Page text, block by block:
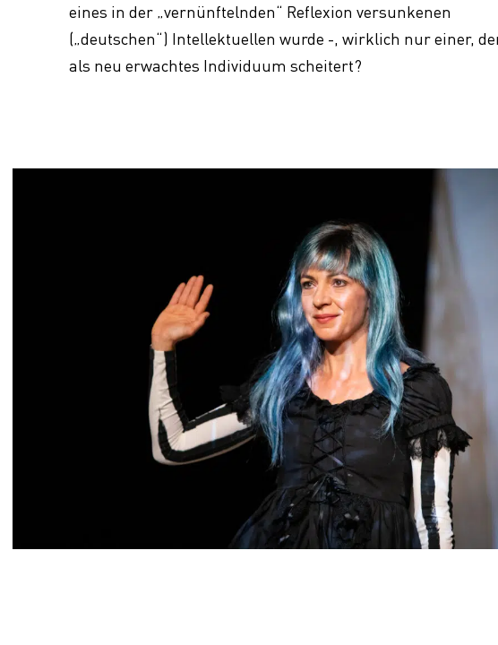
eines in der „vernünftelnden“ Reflexion versunkenen
(„deutschen“) Intellektuellen wurde -, wirklich nur einer,
als neu erwachtes Individuum scheitert?